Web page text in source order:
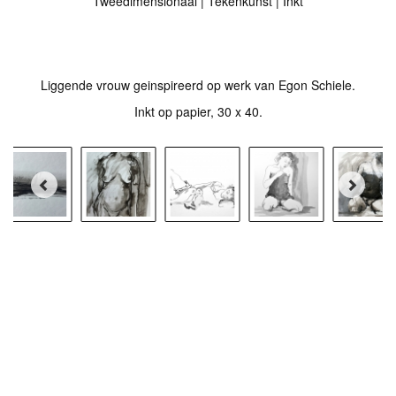
Liggende vrouw geinspireerd op werk van Egon Schiele.
Inkt op papier, 30 x 40.